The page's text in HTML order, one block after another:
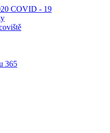
COVID - 19
365